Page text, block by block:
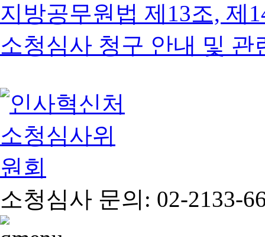
지방공무원법 제13조, 제
소청심사 청구 안내 및 관
소청심사 문의: 02-2133-